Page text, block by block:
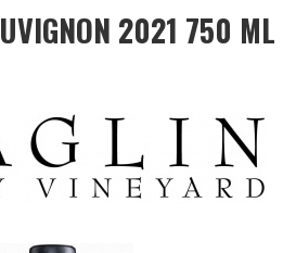
2021 750 ML